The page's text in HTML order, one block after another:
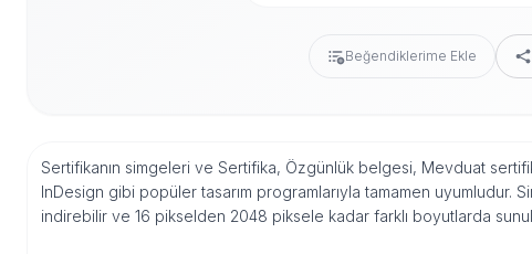
Beğendiklerime Ekle
Sertifikanın simgeleri ve Sertifika, Özgünlük belgesi, Mevduat
InDesign gibi popüler tasarım programlarıyla tamamen uyumludur.
indirebilir ve 16 pikselden 2048 piksele kadar farklı boyutlarda